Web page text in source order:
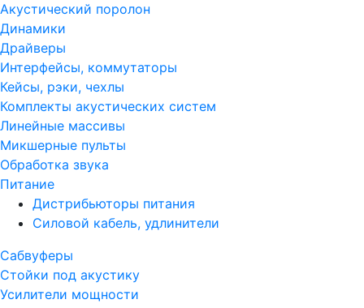
Акустический поролон
Динамики
Драйверы
Интерфейсы, коммутаторы
Кейсы, рэки, чехлы
Комплекты акустических систем
Линейные массивы
Микшерные пульты
Обработка звука
Питание
Дистрибьюторы питания
Силовой кабель, удлинители
Сабвуферы
Стойки под акустику
Усилители мощности